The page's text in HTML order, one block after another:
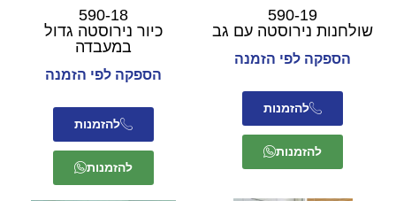
590-19
שולחנות נירוסטה עם גב
הספקה לפי הזמנה
להזמנות
להזמנות
590-18
כיור נירוסטה גדול
במעבדה
הספקה לפי הזמנה
להזמנות
להזמנות